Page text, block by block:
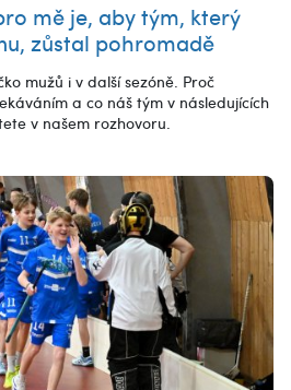
mě je, aby tým, který
zůstal pohromadě
mužů i v další sezóně. Proč
a co náš tým v následujících
v našem rozhovoru.